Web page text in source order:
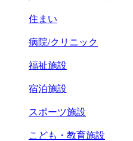
住まい
病院/クリニック
福祉施設
宿泊施設
スポーツ施設
こども・教育施設